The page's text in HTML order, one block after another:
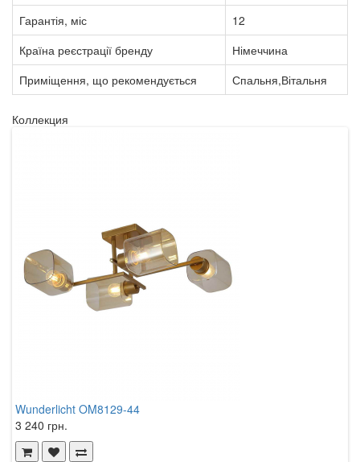
Гарантія, міс
12
Країна реєстрації бренду
Німеччина
Приміщення, що рекомендується
Спальня,Вітальня
Коллекция
Wunderlicht OM8129-44
3 240 грн.